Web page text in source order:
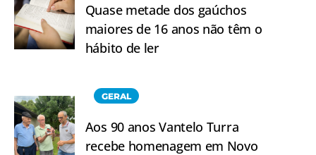
Quase metade dos gaúchos
maiores de 16 anos não têm o
hábito de ler
GERAL
Aos 90 anos Vantelo Turra
recebe homenagem em Novo